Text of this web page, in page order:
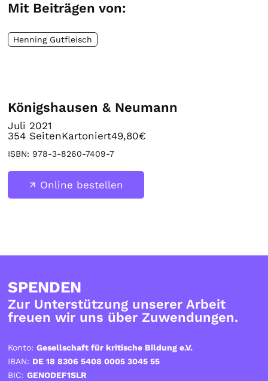
Mit Beiträgen von:
Henning Gutfleisch
Königshausen & Neumann
Juli 2021
354 SeitenKartoniert49,80€
ISBN: 978-3-8260-7409-7
Online bestellen
SPENDEN
Zur Unterstützung unserer Arbeit
freuen wir uns über Zuwendungen.
Konto:Gesellschaft für kritische Bildung e.V.
IBAN: DE 18 8306 5408 0005 3045 55
BIC:GENODEF1SLR